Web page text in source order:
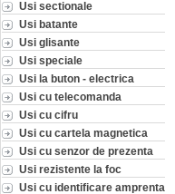
Usi sectionale
Usi batante
Usi glisante
Usi speciale
Usi la buton - electrica
Usi cu telecomanda
Usi cu cifru
Usi cu cartela magnetica
Usi cu senzor de prezenta
Usi rezistente la foc
Usi cu identificare amprenta